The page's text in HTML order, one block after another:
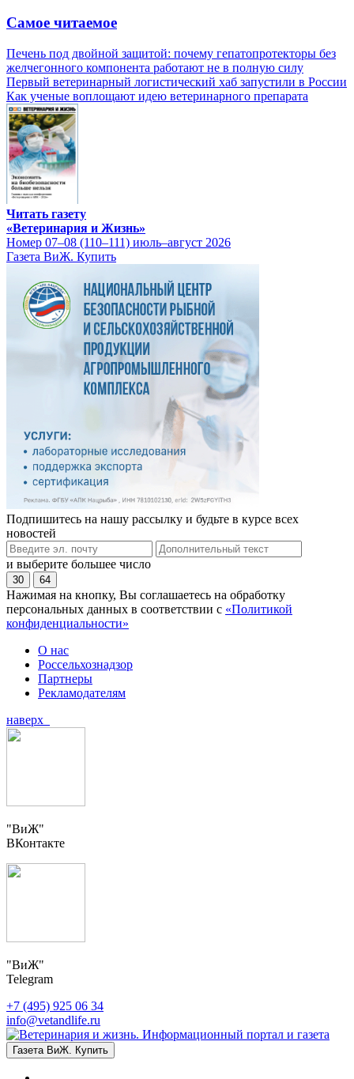
Самое читаемое
Печень под двойной защитой: почему гепатопротекторы без
желчегонного компонента работают не в полную силу
Первый ветеринарный логистический хаб запустили в России
Как ученые воплощают идею ветеринарного препарата
Читать газету
«Ветеринария и Жизнь»
Номер 07–08 (110–111) июль–август 2026
Газета ВиЖ. Купить
Подпишитесь на нашу рассылку и будьте в курсе всех
новостей
и выберите большее число
30 64
Нажимая на кнопку, Вы соглашаетесь на обработку
персональных данных в соответствии с «Политикой
конфиденциальности»
О нас
Россельхознадзор
Партнеры
Рекламодателям
наверх
"ВиЖ"
ВКонтакте
"ВиЖ"
Telegram
+7 (495) 925 06 34
info@vetandlife.ru
Газета ВиЖ. Купить